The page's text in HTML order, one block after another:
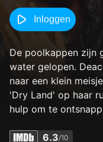
Inloggen
De poolkappen zijn
water gelopen.
naar een klein
'Dry Land' op haar
hulp om te
6.3/10